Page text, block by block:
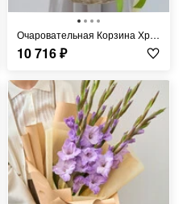
Очаровательная Корзина Хризантем
10 716₽